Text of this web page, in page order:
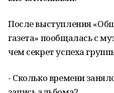
После выступления
газета» пообщалась с
чем секрет успеха
- Сколько времени